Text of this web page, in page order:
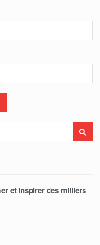
et inspirer des milliers